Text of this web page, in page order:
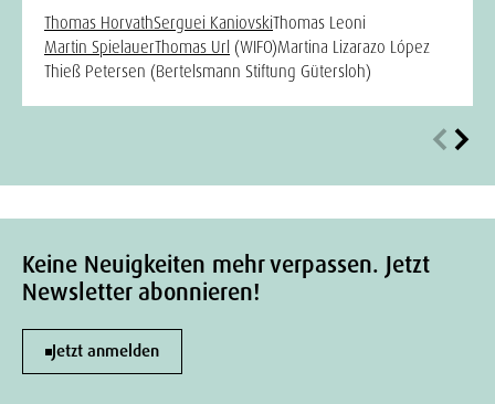
Thomas HorvathSerguei KaniovskiThomas Leoni
Martin SpielauerThomas Url (WIFO)Martina Lizarazo López
Thieß Petersen (Bertelsmann Stiftung Gütersloh)
Keine Neuigkeiten mehr verpassen. Jetzt
Newsletter abonnieren!
Jetzt anmelden